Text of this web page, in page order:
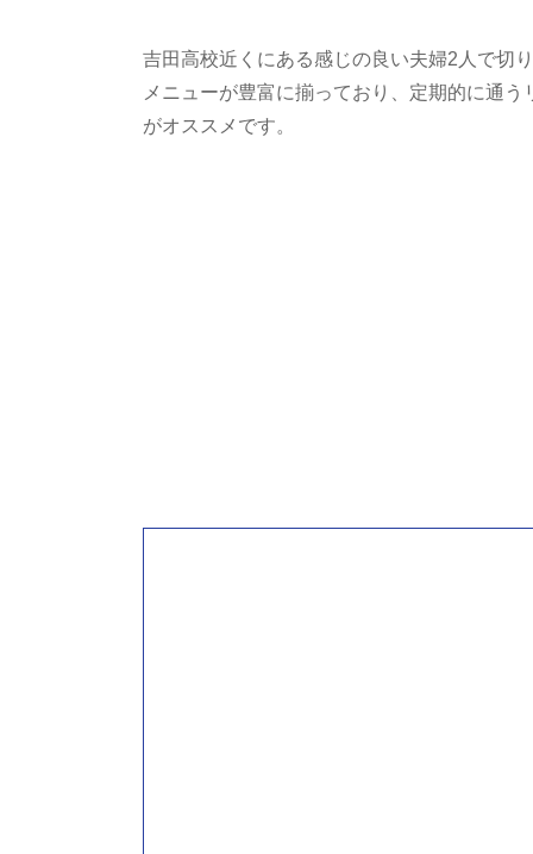
吉田高校近くにある感じの良い夫婦2人で切
メニューが豊富に揃っており、定期的に通
がオススメです。